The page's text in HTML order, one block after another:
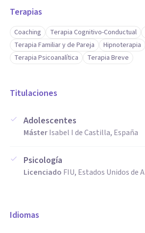
Terapias
Coaching Terapia Cognitivo-Conductual
Terapia Familiar y de Pareja
Hipnoterapia
Terapia Psicoanalítica
Terapia Breve
Titulaciones
Adolescentes
MásterIsabel I de Castilla, España
Psicología
Licenciado FIU, Estados Unidos de
Idiomas